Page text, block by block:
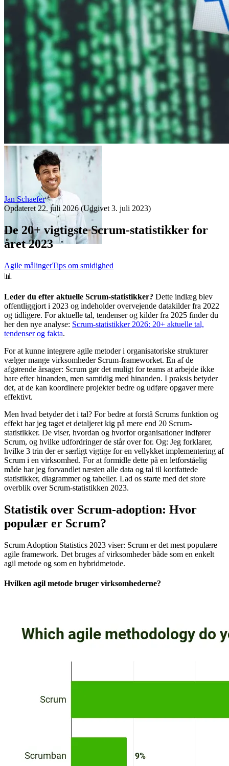
Jan Schaefer
Opdateret 22. juli 2026 (Udgivet 3. juli 2023)
De 20+ vigtigste Scrum-statistikker for
året 2023
Agile målingerTips om smidighed
📊
Leder du efter aktuelle Scrum-statistikker? Dette indlæg blev
offentliggjort i 2023 og indeholder overvejende datakilder fra 2022
og tidligere. For aktuelle tal, tendenser og kilder fra 2025 finder du
her den nye analyse: Scrum-statistikker 2026: 20+ aktuelle tal,
tendenser og fakta.
For at kunne integrere agile metoder i organisatoriske strukturer
vælger mange virksomheder Scrum-frameworket. En af de
afgørende årsager: Scrum gør det muligt for teams at arbejde ikke
bare efter hinanden, men samtidig med hinanden. I praksis betyder
det, at de kan koordinere projekter bedre og udføre opgaver mere
effektivt.
Men hvad betyder det i tal? For bedre at forstå Scrums funktion og
effekt har jeg taget et detaljeret kig på mere end 20 Scrum-
statistikker. De viser, hvordan og hvorfor organisationer indfører
Scrum, og hvilke udfordringer de står over for. Og: Jeg forklarer,
hvilke 3 trin der er særligt vigtige for en vellykket implementering af
Scrum i en virksomhed. For at formidle dette på en letforståelig
måde har jeg forvandlet næsten alle data og tal til kortfattede
statistikker, diagrammer og tabeller. Lad os starte med det store
overblik over Scrum-statistikken 2023.
Statistik over Scrum-adoption: Hvor
populær er Scrum?
Scrum Adoption Statistics 2023 viser: Scrum er det mest populære
agile framework. Det bruges af virksomheder både som en enkelt
agil metode og som en hybridmetode.
Hvilken agil metode bruger virksomhederne?